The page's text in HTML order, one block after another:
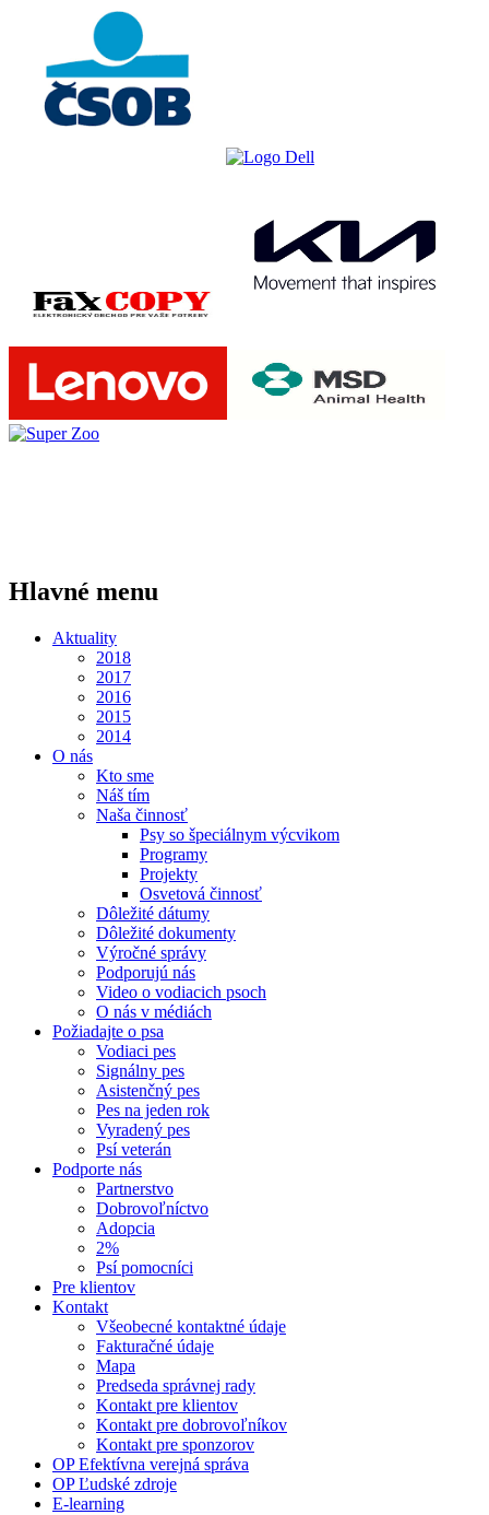
Hlavné menu
Aktuality
2018
2017
2016
2015
2014
O nás
Kto sme
Náš tím
Naša činnosť
Psy so špeciálnym výcvikom
Programy
Projekty
Osvetová činnosť
Dôležité dátumy
Dôležité dokumenty
Výročné správy
Podporujú nás
Video o vodiacich psoch
O nás v médiách
Požiadajte o psa
Vodiaci pes
Signálny pes
Asistenčný pes
Pes na jeden rok
Vyradený pes
Psí veterán
Podporte nás
Partnerstvo
Dobrovoľníctvo
Adopcia
2%
Psí pomocníci
Pre klientov
Kontakt
Všeobecné kontaktné údaje
Fakturačné údaje
Mapa
Predseda správnej rady
Kontakt pre klientov
Kontakt pre dobrovoľníkov
Kontakt pre sponzorov
OP Efektívna verejná správa
OP Ľudské zdroje
E-learning